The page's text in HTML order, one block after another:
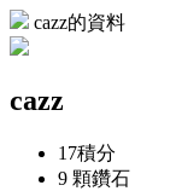
cazz的資料
cazz
17積分
9 顆鑽石